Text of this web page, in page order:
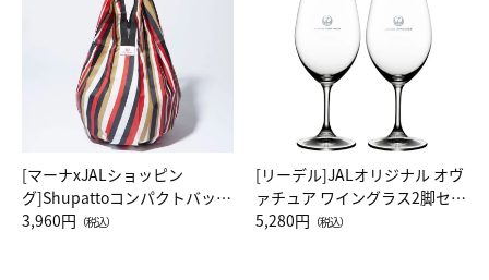
[マーナxJALショッピン
グ]Shupattoコンパクトバッグ
Drop JAL客室乗務員（LC）ス
3,960円 （税込）
[リーデル]JALオリジナル オヴ
ァチュア ワイングラス2脚セッ
ト（レッドワイン）
5,280円 （税込）